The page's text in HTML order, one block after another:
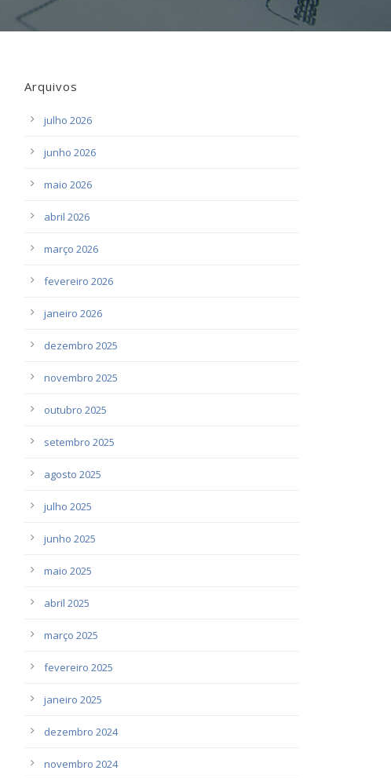
Arquivos
julho 2026
junho 2026
maio 2026
abril 2026
março 2026
fevereiro 2026
janeiro 2026
dezembro 2025
novembro 2025
outubro 2025
setembro 2025
agosto 2025
julho 2025
junho 2025
maio 2025
abril 2025
março 2025
fevereiro 2025
janeiro 2025
dezembro 2024
novembro 2024